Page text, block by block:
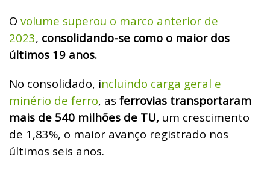
O volume superou o marco anterior de
2023, consolidando-se como o maior dos
últimos 19 anos.
No consolidado, incluindo carga geral e
minério de ferro, as ferrovias transportaram
mais de 540 milhões de TU, um crescimento
de 1,83%, o maior avanço registrado nos
últimos seis anos.